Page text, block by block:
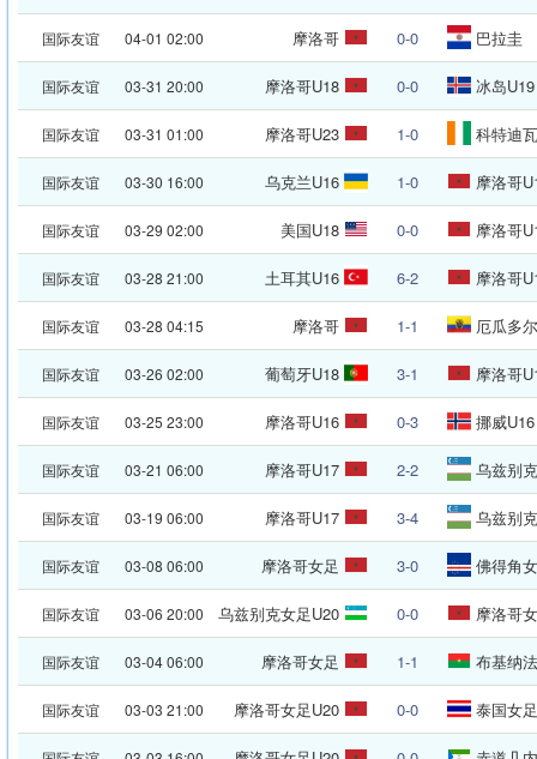
国际友谊 04-01 02:00 摩洛哥 0-0 巴拉圭
国际友谊 03-31 20:00 摩洛哥U18 0-0 冰岛U19
国际友谊 03-31 01:00 摩洛哥U23 1-0 科特迪
国际友谊 03-30 16:00 乌克兰U16 1-0 摩洛哥
国际友谊 03-29 02:00 美国U18 0-0 摩洛哥
国际友谊 03-28 21:00 土耳其U16 6-2 摩洛哥
国际友谊 03-28 04:15 摩洛哥 1-1 厄瓜多尔
国际友谊 03-26 02:00 葡萄牙U18 3-1 摩洛哥
国际友谊 03-25 23:00 摩洛哥U16 0-3 挪威U16
国际友谊 03-21 06:00 摩洛哥U17 2-2 乌兹别
国际友谊 03-19 06:00 摩洛哥U17 3-4 乌兹别
国际友谊 03-08 06:00 摩洛哥女足 3-0 佛得角
国际友谊 03-06 20:00 乌兹别克女足U20 0-0 摩洛哥
国际友谊 03-04 06:00 摩洛哥女足 1-1 布基纳
国际友谊 03-03 21:00 摩洛哥女足U20 0-0 泰国女